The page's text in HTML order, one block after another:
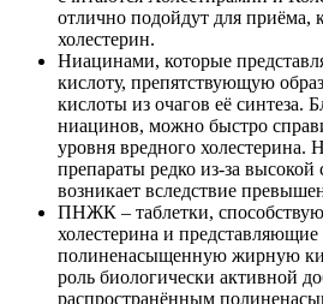
отлично подойдут для приёма,
холестерин.
Ниацинами, которые
кислоту, препятствующую
кислоты из очагов её синтеза.
ниацинов, можно быстро
уровня вредного холестерина.
препараты редко из-за высокой
возникает вследствие
ПНЖК – таблетки,
холестерина и представляющие
полиненасыщенную жирную
роль биологически активной
распространённым